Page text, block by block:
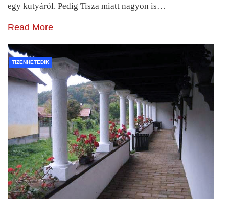
egy kutyáról. Pedig Tisza miatt nagyon is…
Read More
TIZENHETEDIK